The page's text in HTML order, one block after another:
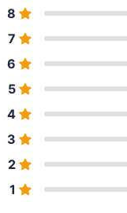
8
7
6
5
4
3
2
1